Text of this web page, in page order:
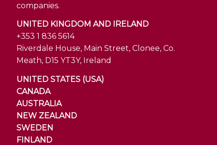
companies.
UNITED KINGDOM AND IRELAND
+353 1 836 5614
Riverdale House, Main Street, Clonee, Co.
Meath, D15 YT3Y, Ireland
UNITED STATES (USA)
CANADA
AUSTRALIA
NEW ZEALAND
SWEDEN
FINLAND